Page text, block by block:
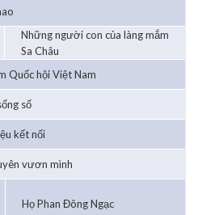
Những người con của làng mắm
Sa Châu
Quốc hội Việt Nam
số
kết nối
vươn mình
Họ Phan Đông Ngạc